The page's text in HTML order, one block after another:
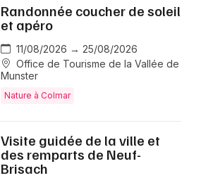
Randonnée coucher de soleil
et apéro
11/08/2026 → 25/08/2026
Office de Tourisme de la Vallée de
Munster
Nature à Colmar
Visite guidée de la ville et
des remparts de Neuf-
Brisach